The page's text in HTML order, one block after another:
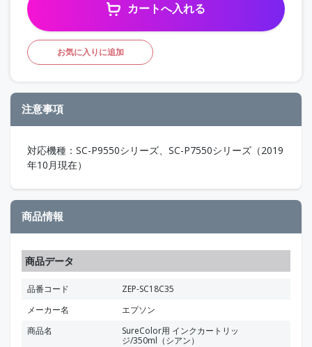
カートへ入れる
お気に入りに追加
注意事項
対応機種：SC-P9550シリーズ、SC-P7550シリーズ（2019
年10月現在）
商品情報
商品データ
品番コード
ZEP-SC18C35
メーカー名
エプソン
商品名
SureColor用 インクカートリッ
ジ/350ml（シアン）